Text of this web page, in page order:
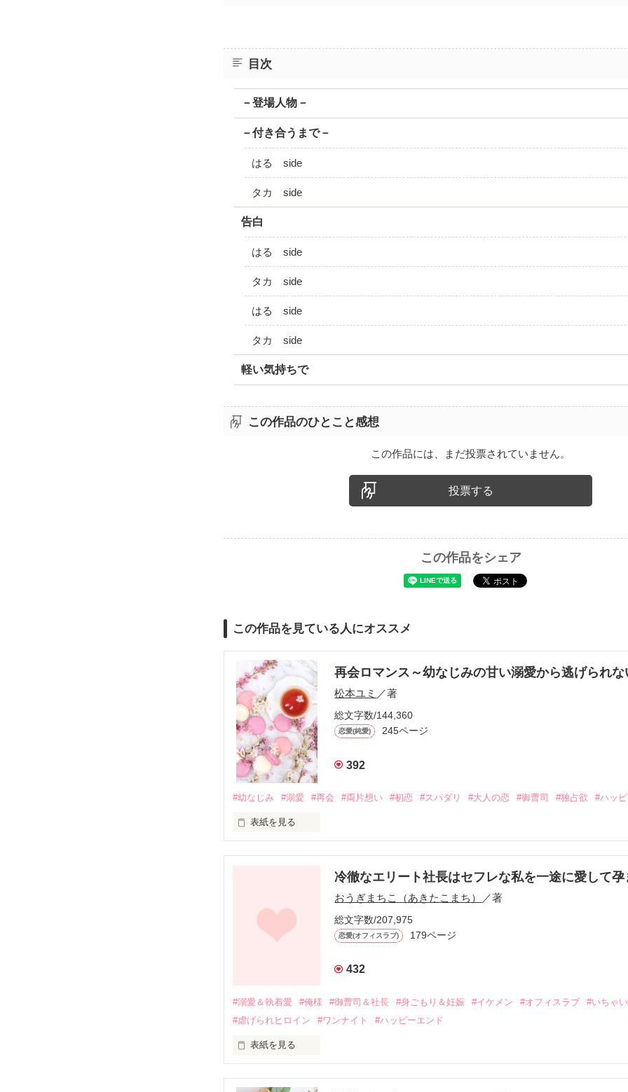
目次
－登場人物－
－付き合うまで－
はる side
タカ side
告白
はる side
タカ side
はる side
タカ side
軽い気持ちで
この作品のひとこと感想
この作品には、まだ投票されていません。
投票する
この作品をシェア
この作品を見ている人にオススメ
再会ロマンス～幼なじみの甘い溺愛から逃げられな
松本ユミ ／著
総文字数/144,360
恋愛(純愛) 245ページ
392
#幼なじみ #溺愛 #再会 #両片想い #初恋 #スパダリ #大人の恋 #御曹司 #独占欲 #ハッ
表紙を見る
幼なじみの哲平に淡い恋心を抱いていた美桜。
しかし、ある出来事をきっかけに二人の関係は壊れてしまう。
関係修復もできないまま、美桜は両親の離婚によって
引っ越すことになり、哲平とも離れ離れになった。
そして、ひょんなことから
酔った勢いで一夜を共にしてしまった。
さらに、美桜が初めてだと知った哲平は
『責任をとる、結婚しよう』と真っ直ぐに告げてきた。
甘やかしてくる。
冷徹なエリート社長はセフレな私を一途に愛して孕
おうぎまちこ（あきたこまち） ／著
総文字数/207,975
恋愛(オフィスラブ) 179ページ
432
#溺愛＆執着愛 #俺様 #御曹司＆社長 #身ごもり＆妊娠 #イケメン #オフィスラブ
#いちゃ
#虐げられヒロイン
#ワンナイト #ハッピーエンド
表紙を見る
ろ、日本人美青年と出会い、酒の勢いもあり一夜限りの関係となる。